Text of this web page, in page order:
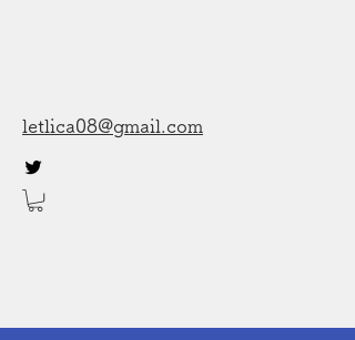
letlica08@gmail.com